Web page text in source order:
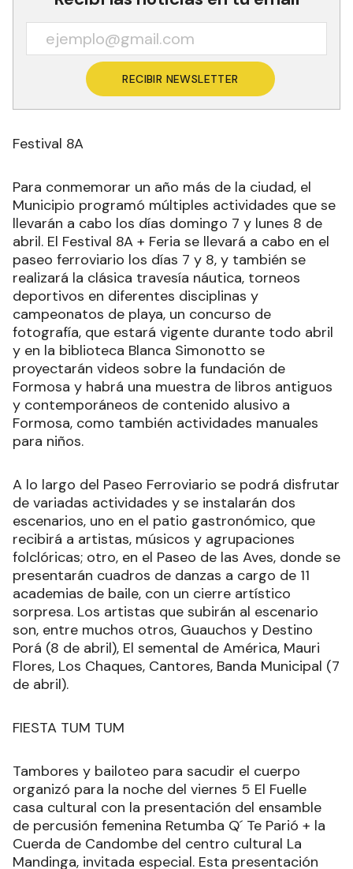
RECIBIR NEWSLETTER
Festival 8A
Para conmemorar un año más de la ciudad, el
Municipio programó múltiples actividades que se
llevarán a cabo los días domingo 7 y lunes 8 de
abril. El Festival 8A + Feria se llevará a cabo en el
paseo ferroviario los días 7 y 8, y también se
realizará la clásica travesía náutica, torneos
deportivos en diferentes disciplinas y
campeonatos de playa, un concurso de
fotografía, que estará vigente durante todo abril
y en la biblioteca Blanca Simonotto se
proyectarán videos sobre la fundación de
Formosa y habrá una muestra de libros antiguos
y contemporáneos de contenido alusivo a
Formosa, como también actividades manuales
para niños.
A lo largo del Paseo Ferroviario se podrá disfrutar
de variadas actividades y se instalarán dos
escenarios, uno en el patio gastronómico, que
recibirá a artistas, músicos y agrupaciones
folclóricas; otro, en el Paseo de las Aves, donde se
presentarán cuadros de danzas a cargo de 11
academias de baile, con un cierre artístico
sorpresa. Los artistas que subirán al escenario
son, entre muchos otros, Guauchos y Destino
Porá (8 de abril), El semental de América, Mauri
Flores, Los Chaques, Cantores, Banda Municipal (7
de abril).
FIESTA TUM TUM
Tambores y bailoteo para sacudir el cuerpo
organizó para la noche del viernes 5 El Fuelle
casa cultural con la presentación del ensamble
de percusión femenina Retumba Q´ Te Parió + la
Cuerda de Candombe del centro cultural La
Mandinga, invitada especial. Esta presentación